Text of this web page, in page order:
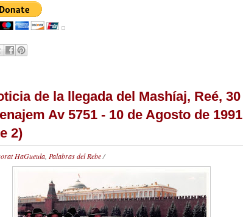
de la llegada del Mashíaj, Reé, 30
Av 5751 - 10 de Agosto de 1991
2)
HaGueula Palabras del Rebe/